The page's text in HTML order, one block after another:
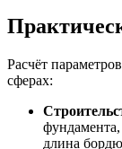
Расчёт
сферах:
фундамента,
длина